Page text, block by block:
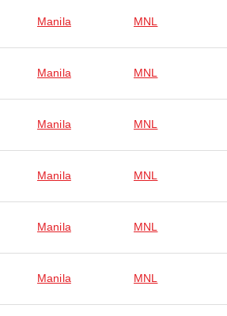
Manila MNL
Manila MNL
Manila MNL
Manila MNL
Manila MNL
Manila MNL